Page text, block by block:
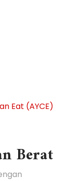
Eat (AYCE)
Berat